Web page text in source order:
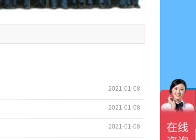
2021-01-08
2021-01-08
2021-01-08